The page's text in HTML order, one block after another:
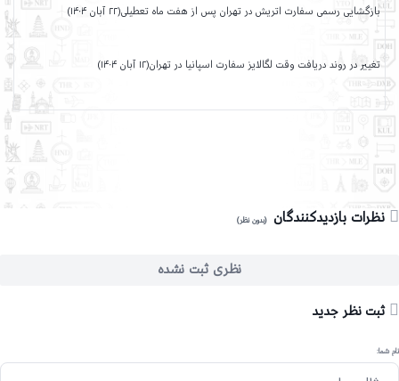
بازگشایی رسمی سفارت اتریش در تهران پس از هفت ماه تعطیلی(۲۲ آبان ۱۴۰۴)
تغییر در روند دریافت وقت لگالایز سفارت اسپانیا در تهران(۱۲ آبان ۱۴۰۴)
نظرات بازدیدکنندگان (بدون نظر)
نظری ثبت نشده
ثبت نظر جدید
نام شما: